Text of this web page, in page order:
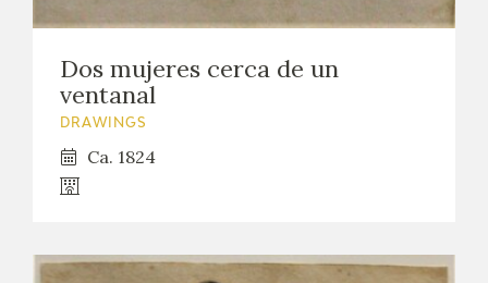
Dos mujeres cerca de un
ventanal
DRAWINGS
Ca. 1824